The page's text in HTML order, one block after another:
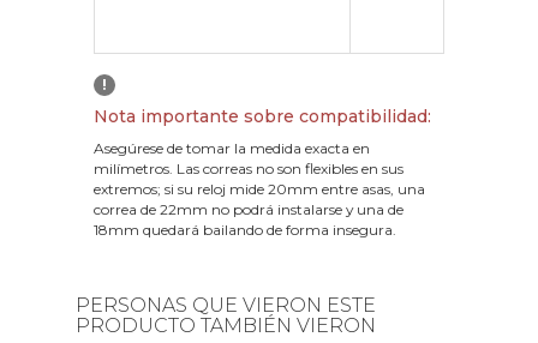
!
Nota importante sobre compatibilidad:
Asegúrese de tomar la medida exacta en
milímetros. Las correas no son flexibles en sus
extremos; si su reloj mide 20mm entre asas, una
correa de 22mm no podrá instalarse y una de
18mm quedará bailando de forma insegura.
PERSONAS QUE VIERON ESTE
PRODUCTO TAMBIÉN VIERON